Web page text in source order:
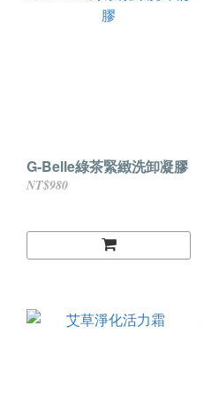
G-Belle綠茶緊緻洗卸凝膠
NT$980